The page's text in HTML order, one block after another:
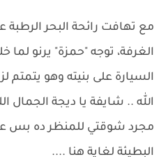
مع تهافت رائحة البحر
الغرفة، توجه "حمزة" يرنو لما
السيارة على بنيته وهو يتمتم
الله .. شايفة يا ديجة الجمال
مجرد شوقتي للمنظر ده بس
البطيئة لغاية هنا ....